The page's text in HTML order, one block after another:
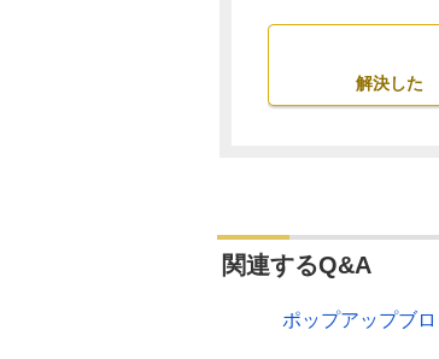
解決した
関連するQ&A
ポップアップブ